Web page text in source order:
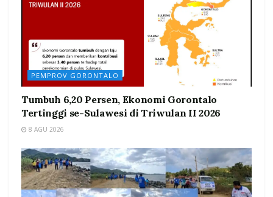
PEMPROV GORONTALO
Tumbuh 6,20 Persen, Ekonomi Gorontalo
Tertinggi se-Sulawesi di Triwulan II 2026
8 AGU 2026